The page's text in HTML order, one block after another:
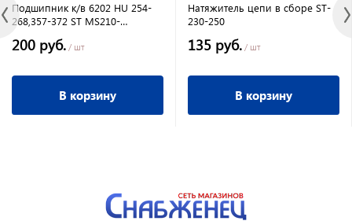
Подшипник к/в 6202 HU 254-
268,357-372 ST MS210-
CS510,680/SRM4605
200 руб. / шт
В корзину
Натяжитель цепи в сборе ST-
230-250
135 руб. / шт
В корзину